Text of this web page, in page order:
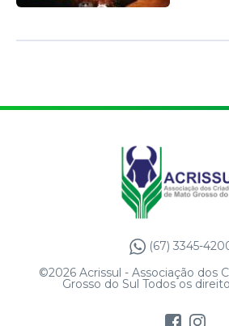
(67) 3345-
©2026 Acrissul - Associação dos
Grosso do Sul Todos os